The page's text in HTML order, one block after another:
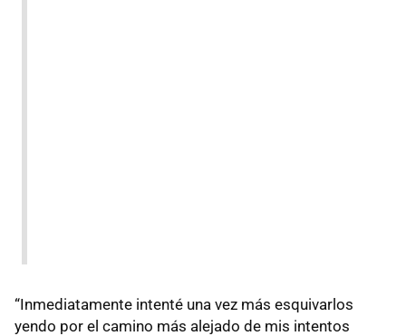
“Inmediatamente intenté una vez más esquivarlos
yendo por el camino más alejado de mis intentos